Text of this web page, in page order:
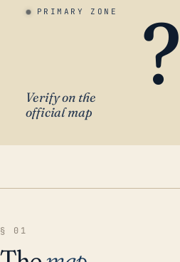
PRIMARY ZONE ?
Verify on the
official map
§ 01